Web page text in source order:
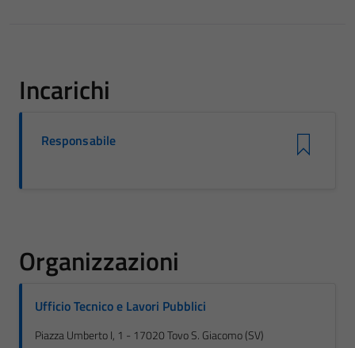
Incarichi
Responsabile
Organizzazioni
Ufficio Tecnico e Lavori Pubblici
Piazza Umberto I, 1 - 17020 Tovo S. Giacomo (SV)